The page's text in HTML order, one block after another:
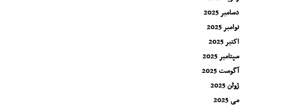
دسامبر 2025
نوامبر 2025
اکتبر 2025
سپتامبر 2025
آگوست 2025
ژوئن 2025
می 2025